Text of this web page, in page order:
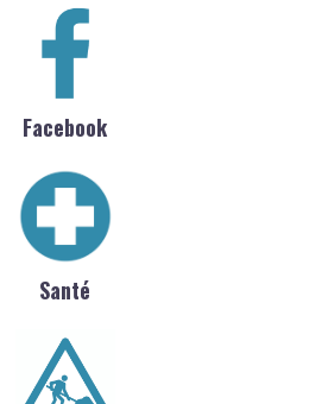
Facebook
Santé